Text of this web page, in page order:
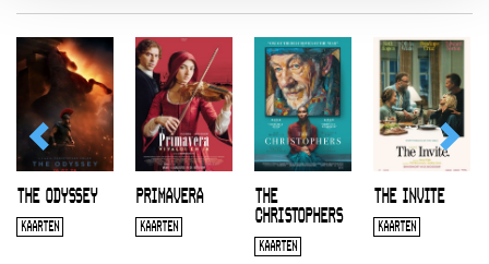
THE ODYSSEY
KAARTEN
PRIMAVERA
KAARTEN
THE
CHRISTOPHERS
KAARTEN
THE INVITE
KAARTEN